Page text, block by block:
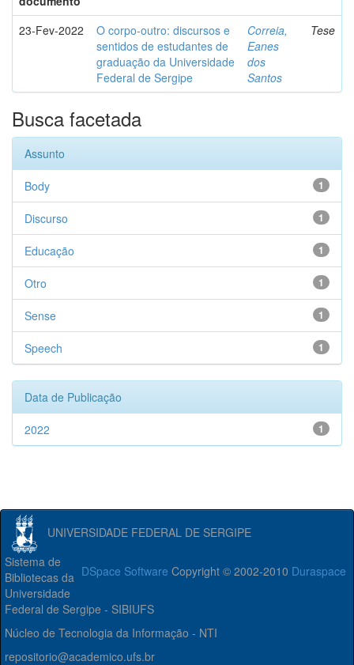
23-Fev-2022
O corpo-outro: discursos e
sentidos de estudantes de
graduação da Universidade
Federal de Sergipe
Correia,
Eanes
dos
Santos
Tese
Busca facetada
Assunto
1
Body
1
Discurso
1
Educação
1
Otro
1
Sense
1
Speech
Data de Publicação
1
2022
UNIVERSIDADE FEDERAL DE SERGIPE
DSpace Software Copyright © 2002-2010 Duraspace
Sistema de
Bibliotecas da
Universidade
Federal de Sergipe - SIBIUFS
Núcleo de Tecnologia da Informação - NTI
repositorio@academico.ufs.br